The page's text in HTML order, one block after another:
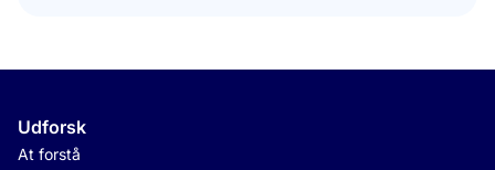
Udforsk
At forstå